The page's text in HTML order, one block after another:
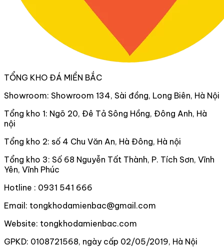
TỔNG KHO ĐÁ MIỀN BẮC
Showroom: Showroom 134, Sài đồng, Long Biên, Hà Nội
Tổng kho 1: Ngõ 20, Đê Tả Sông Hồng, Đông Anh, Hà
nội
Tổng kho 2: số 4 Chu Văn An, Hà Đông, Hà nội
Tổng kho 3: Số 68 Nguyễn Tất Thành, P. Tích Sơn, Vĩnh
Yên, Vĩnh Phúc
Hotline : 0931 541 666
Email: tongkhodamienbac@gmail.com
Website: tongkhodamienbac.com
GPKD: 0108721568, ngày cấp 02/05/2019, Hà Nội